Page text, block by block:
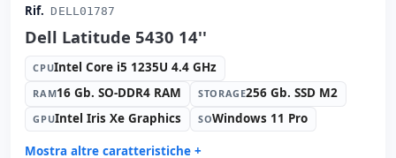
Rif. DELL01787
Dell Latitude 5430 14''
CPUIntel Core i5 1235U 4.4 GHz
RAM16 Gb. SO-DDR4 RAM STORAGE256 Gb. SSD M2
GPUIntel Iris Xe Graphics SOWindows 11 Pro
Mostra altre caratteristiche +